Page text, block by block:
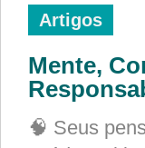
Artigos
Mente,
🧠 Seus